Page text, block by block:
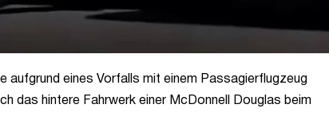
aufgrund eines Vorfalls mit einem Passagierflugzeug
das hintere Fahrwerk einer McDonnell Douglas beim